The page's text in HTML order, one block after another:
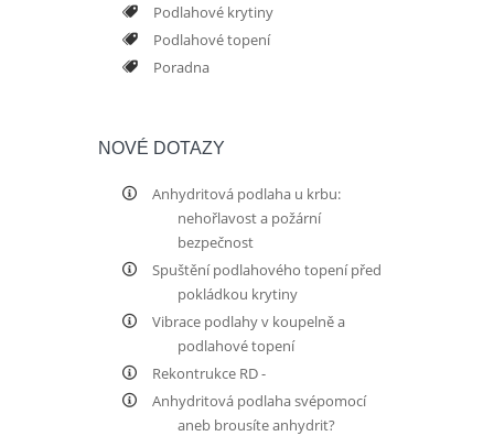
Podlahové krytiny
Podlahové topení
Poradna
NOVÉ DOTAZY
Anhydritová podlaha u krbu:
nehořlavost a požární
bezpečnost
Spuštění podlahového topení před
pokládkou krytiny
Vibrace podlahy v koupelně a
podlahové topení
Rekontrukce RD -
Anhydritová podlaha svépomocí
aneb brousíte anhydrit?